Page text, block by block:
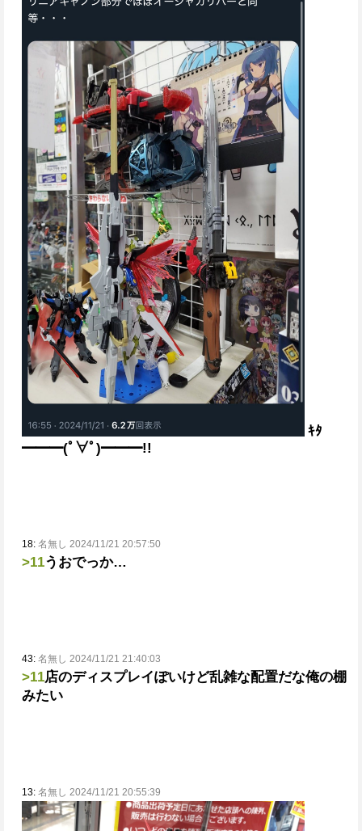
ｷﾀ
━━━(ﾟ∀ﾟ)━━━!!
18: 名無し 2024/11/21 20:57:50
>11うおでっか…
43: 名無し 2024/11/21 21:40:03
>11店のディスプレイぽいけど乱雑な配置だな俺の棚
みたい
13: 名無し 2024/11/21 20:55:39